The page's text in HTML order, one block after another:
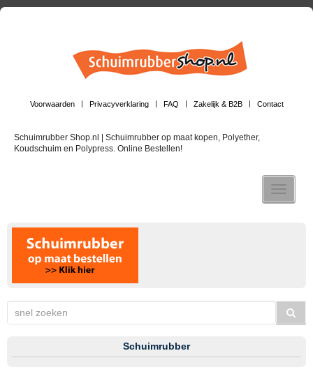
Voorwaarden Privacyverklaring FAQ Zakelijk & B2B Contact
Schuimrubber Shop.nl | Schuimrubber op maat kopen, Polyether,
Koudschuim en Polypress. Online Bestellen!
Toggle
Schuimrubber